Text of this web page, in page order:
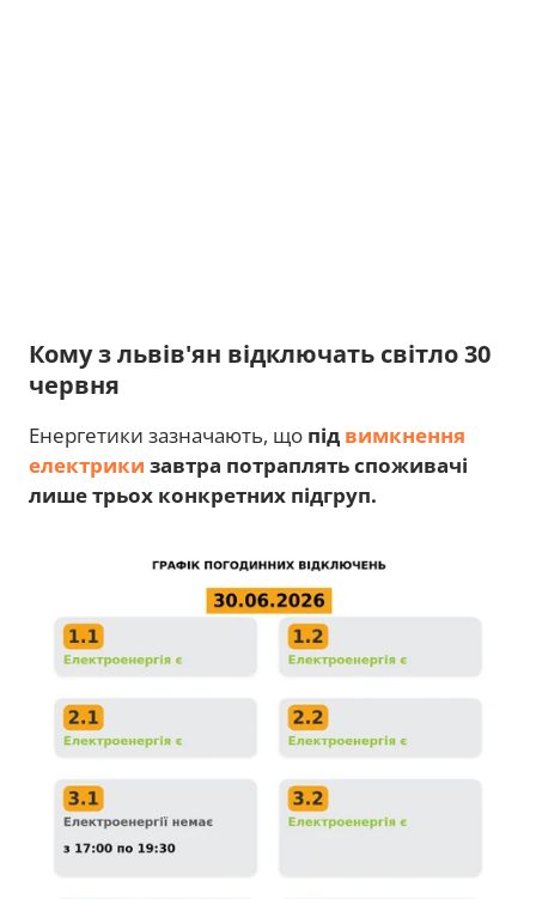
Кому з львів'ян відключать світло 30
червня
Енергетики зазначають, що під вимкнення
електрики завтра потраплять споживачі
лише трьох конкретних підгруп.